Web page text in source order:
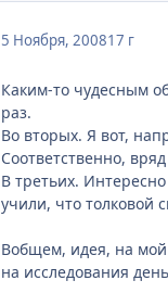
5 Ноября, 200817 г
Каким-то чудесным
раз.
Во вторых. Я вот,
Соответственно,
В третьих.
учили, что толковой
Вобщем, идея, на мой
на исследования